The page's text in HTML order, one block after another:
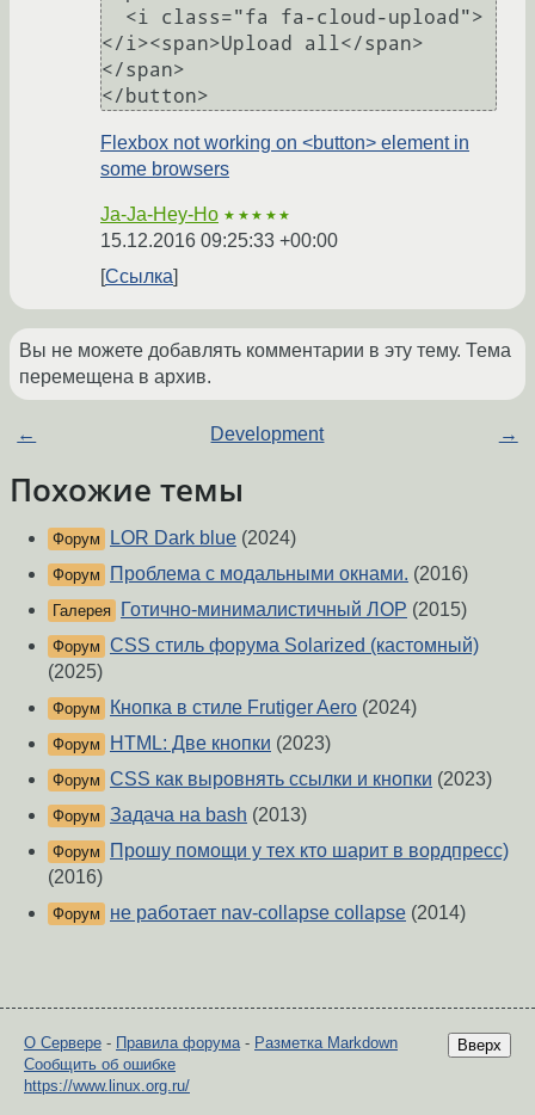
</i><span>Upload all</span>
</span>
Flexbox not working on <button> element in
some browsers
Ja-Ja-Hey-Ho ★★★★★
15.12.2016 09:25:33 +00:00
Ссылка
Вы не можете добавлять комментарии в эту тему. Тема
перемещена в архив.
← Development →
Похожие темы
Форум LOR Dark blue (2024)
Форум Проблема с модальными окнами. (2016)
Галерея Готично-минималистичный ЛОР (2015)
Форум CSS cтиль форума Solarized (кастомный)
(2025)
Форум Кнопка в стиле Frutiger Aero (2024)
Форум HTML: Две кнопки (2023)
Форум CSS как выровнять ссылки и кнопки (2023)
Форум Задача на bash (2013)
Форум
Прошу помощи у тех кто шарит в вордпресс)
(2016)
Форум не работает nav-collapse collapse (2014)
Вверх
О Сервере - Правила форума- Разметка Markdown
Сообщить об ошибке
https://www.linux.org.ru/